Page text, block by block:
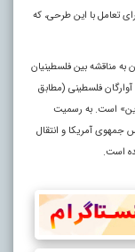
تعامل با این طرحی، که
به مناقشه بین فلسطینیان
فلسطینی (مطابق
است. به رسمیت
آمریکا و انتقال
است.